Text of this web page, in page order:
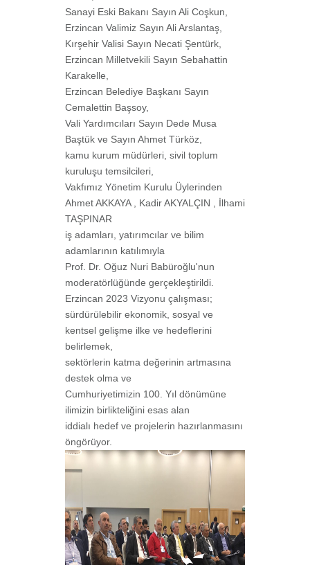
Sanayi Eski Bakanı Sayın Ali Coşkun,
Erzincan Valimiz Sayın Ali Arslantaş,
Kırşehir Valisi Sayın Necati Şentürk,
Erzincan Milletvekili Sayın Sebahattin
Karakelle,
Erzincan Belediye Başkanı Sayın
Cemalettin Başsoy,
Vali Yardımcıları Sayın Dede Musa
Baştük ve Sayın Ahmet Türköz,
kamu kurum müdürleri, sivil toplum
kuruluşu temsilcileri,
Vakfımız Yönetim Kurulu Üylerinden
Ahmet AKKAYA , Kadir AKYALÇIN , İlhami
TAŞPINAR
iş adamları, yatırımcılar ve bilim
adamlarının katılımıyla
Prof. Dr. Oğuz Nuri Babüroğlu'nun
moderatörlüğünde gerçekleştirildi.
Erzincan 2023 Vizyonu çalışması;
sürdürülebilir ekonomik, sosyal ve
kentsel gelişme ilke ve hedeflerini
belirlemek,
sektörlerin katma değerinin artmasına
destek olma ve
Cumhuriyetimizin 100. Yıl dönümüne
ilimizin birlikteliğini esas alan
iddialı hedef ve projelerin hazırlanmasını
öngörüyor.